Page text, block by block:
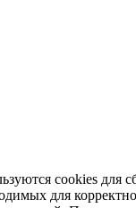
cookies для
для